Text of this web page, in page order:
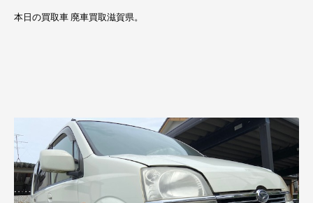
本日の買取車 廃車買取滋賀県。